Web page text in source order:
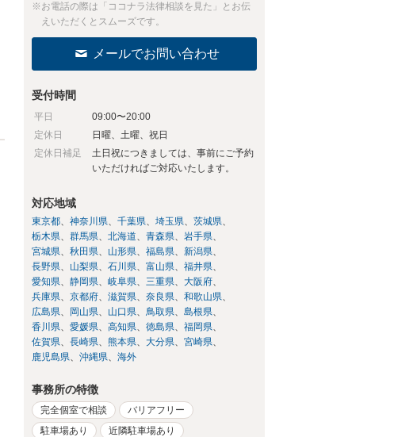
※お電話の際は「ココナラ法律相談を見た」とお伝
えいただくとスムーズです。
メールでお問い合わせ
受付時間
平日
09:00〜20:00
定休日
日曜、土曜、祝日
定休日補足
土日祝につきましては、事前にご予約
いただければご対応いたします。
対応地域
東京都 神奈川県 千葉県 埼玉県
茨城県
栃木県
群馬県 北海道 青森県
岩手県
宮城県
秋田県 山形県 福島県
新潟県
長野県
山梨県 石川県 富山県
福井県
愛知県
静岡県 岐阜県 三重県
大阪府
兵庫県
京都府 滋賀県 奈良県
和歌山県
広島県
岡山県 山口県 鳥取県
島根県
香川県
愛媛県 高知県 徳島県
福岡県
佐賀県
長崎県 熊本県 大分県
宮崎県
鹿児島県
沖縄県 海外
事務所の特徴
完全個室で相談
バリアフリー
駐車場あり
近隣駐車場あり